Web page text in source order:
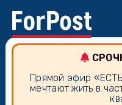
Прямой эфир
мечтают жить в